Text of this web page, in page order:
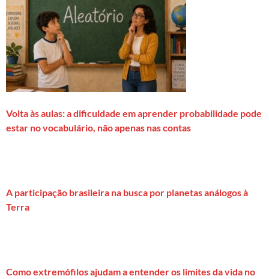
Volta às aulas: a dificuldade em aprender probabilidade pode
estar no vocabulário, não apenas nas contas
A participação brasileira na busca por planetas análogos à
Terra
Como extremófilos ajudam a entender os limites da vida no